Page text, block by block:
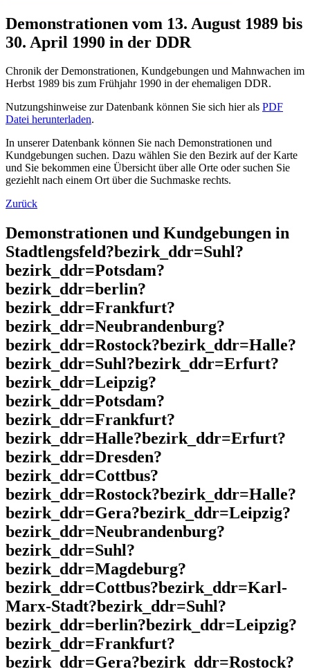
Demonstrationen vom 13. August 1989 bis
30. April 1990 in der DDR
Chronik der Demonstrationen, Kundgebungen und Mahnwachen im
Herbst 1989 bis zum Frühjahr 1990 in der ehemaligen DDR.
Nutzungshinweise zur Datenbank können Sie sich hier als PDF
Datei herunterladen.
In unserer Datenbank können Sie nach Demonstrationen und
Kundgebungen suchen. Dazu wählen Sie den Bezirk auf der Karte
und Sie bekommen eine Übersicht über alle Orte oder suchen Sie
geziehlt nach einem Ort über die Suchmaske rechts.
Zurück
Demonstrationen und Kundgebungen in
Stadtlengsfeld?bezirk_ddr=Suhl?
bezirk_ddr=Potsdam?
bezirk_ddr=berlin?
bezirk_ddr=Frankfurt?
bezirk_ddr=Neubrandenburg?
bezirk_ddr=Rostock?bezirk_ddr=Halle?
bezirk_ddr=Suhl?bezirk_ddr=Erfurt?
bezirk_ddr=Leipzig?
bezirk_ddr=Potsdam?
bezirk_ddr=Frankfurt?
bezirk_ddr=Halle?bezirk_ddr=Erfurt?
bezirk_ddr=Dresden?
bezirk_ddr=Cottbus?
bezirk_ddr=Rostock?bezirk_ddr=Halle?
bezirk_ddr=Gera?bezirk_ddr=Leipzig?
bezirk_ddr=Neubrandenburg?
bezirk_ddr=Suhl?
bezirk_ddr=Magdeburg?
bezirk_ddr=Cottbus?bezirk_ddr=Karl-
Marx-Stadt?bezirk_ddr=Suhl?
bezirk_ddr=berlin?bezirk_ddr=Leipzig?
bezirk_ddr=Frankfurt?
bezirk_ddr=Gera?bezirk_ddr=Rostock?